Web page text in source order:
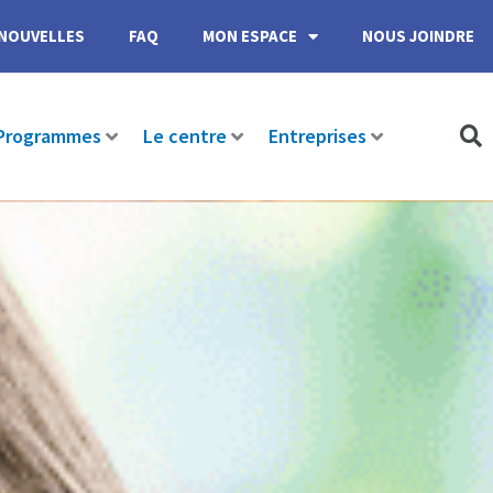
FAQ MON ESPACE NOUS JOINDRE
Le centre Entreprises